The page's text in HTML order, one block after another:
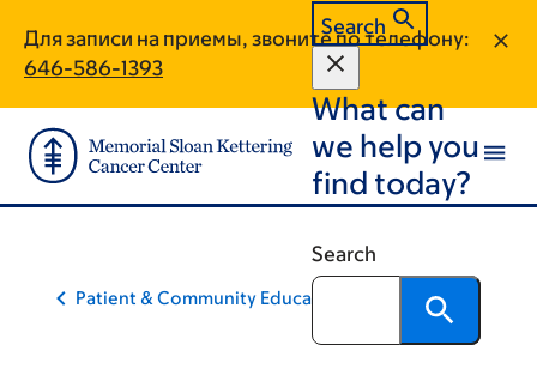
main
content
footer
Для записи на приемы, звоните по телефону:
646-586-1393
Search
What can
we help you
find today?
Search
Patient & Community Education